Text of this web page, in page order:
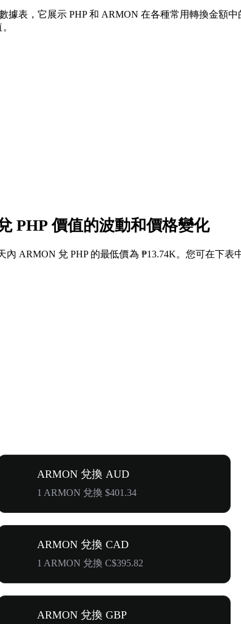
表，它展示 PHP 和 ARMON 在各種常用轉換金額中
PHP 價值的波動和價格變化
ARMON 兌 PHP 的最低價為 ₱13.74K。您可在下
ARMON 兌換 AUD
1 ARMON 兌換 $401.34
ARMON 兌換 CAD
1 ARMON 兌換 C$395.82
ARMON 兌換 GBP